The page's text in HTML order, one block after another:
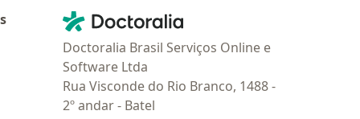
Contato
Doctoralia - Homepage
Doctoralia Brasil Serviços Online e
Software Ltda
Rua Visconde do Rio Branco, 1488 -
2º andar - Batel